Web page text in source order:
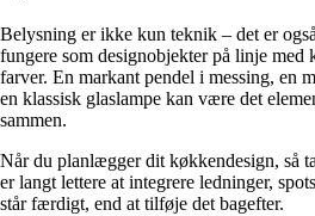
Belysning er ikke kun teknik – det er
fungere som designobjekter på linje med
farver. En markant pendel i messing, en
en klassisk glaslampe kan være det
sammen.
Når du planlægger dit køkkendesign, så
er langt lettere at integrere ledninger,
står færdigt, end at tilføje det bagefter.